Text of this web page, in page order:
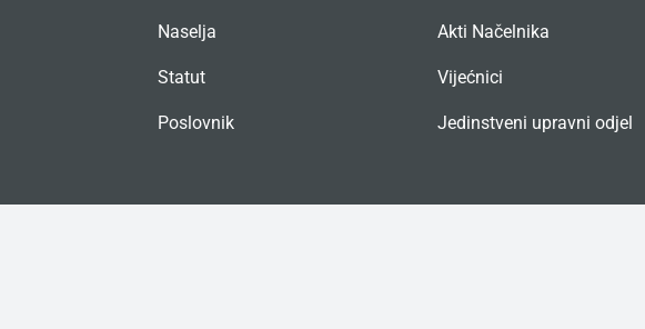
Naselja
Statut
Poslovnik
Akti Načelnika
Vijećnici
Jedinstveni upravni odjel